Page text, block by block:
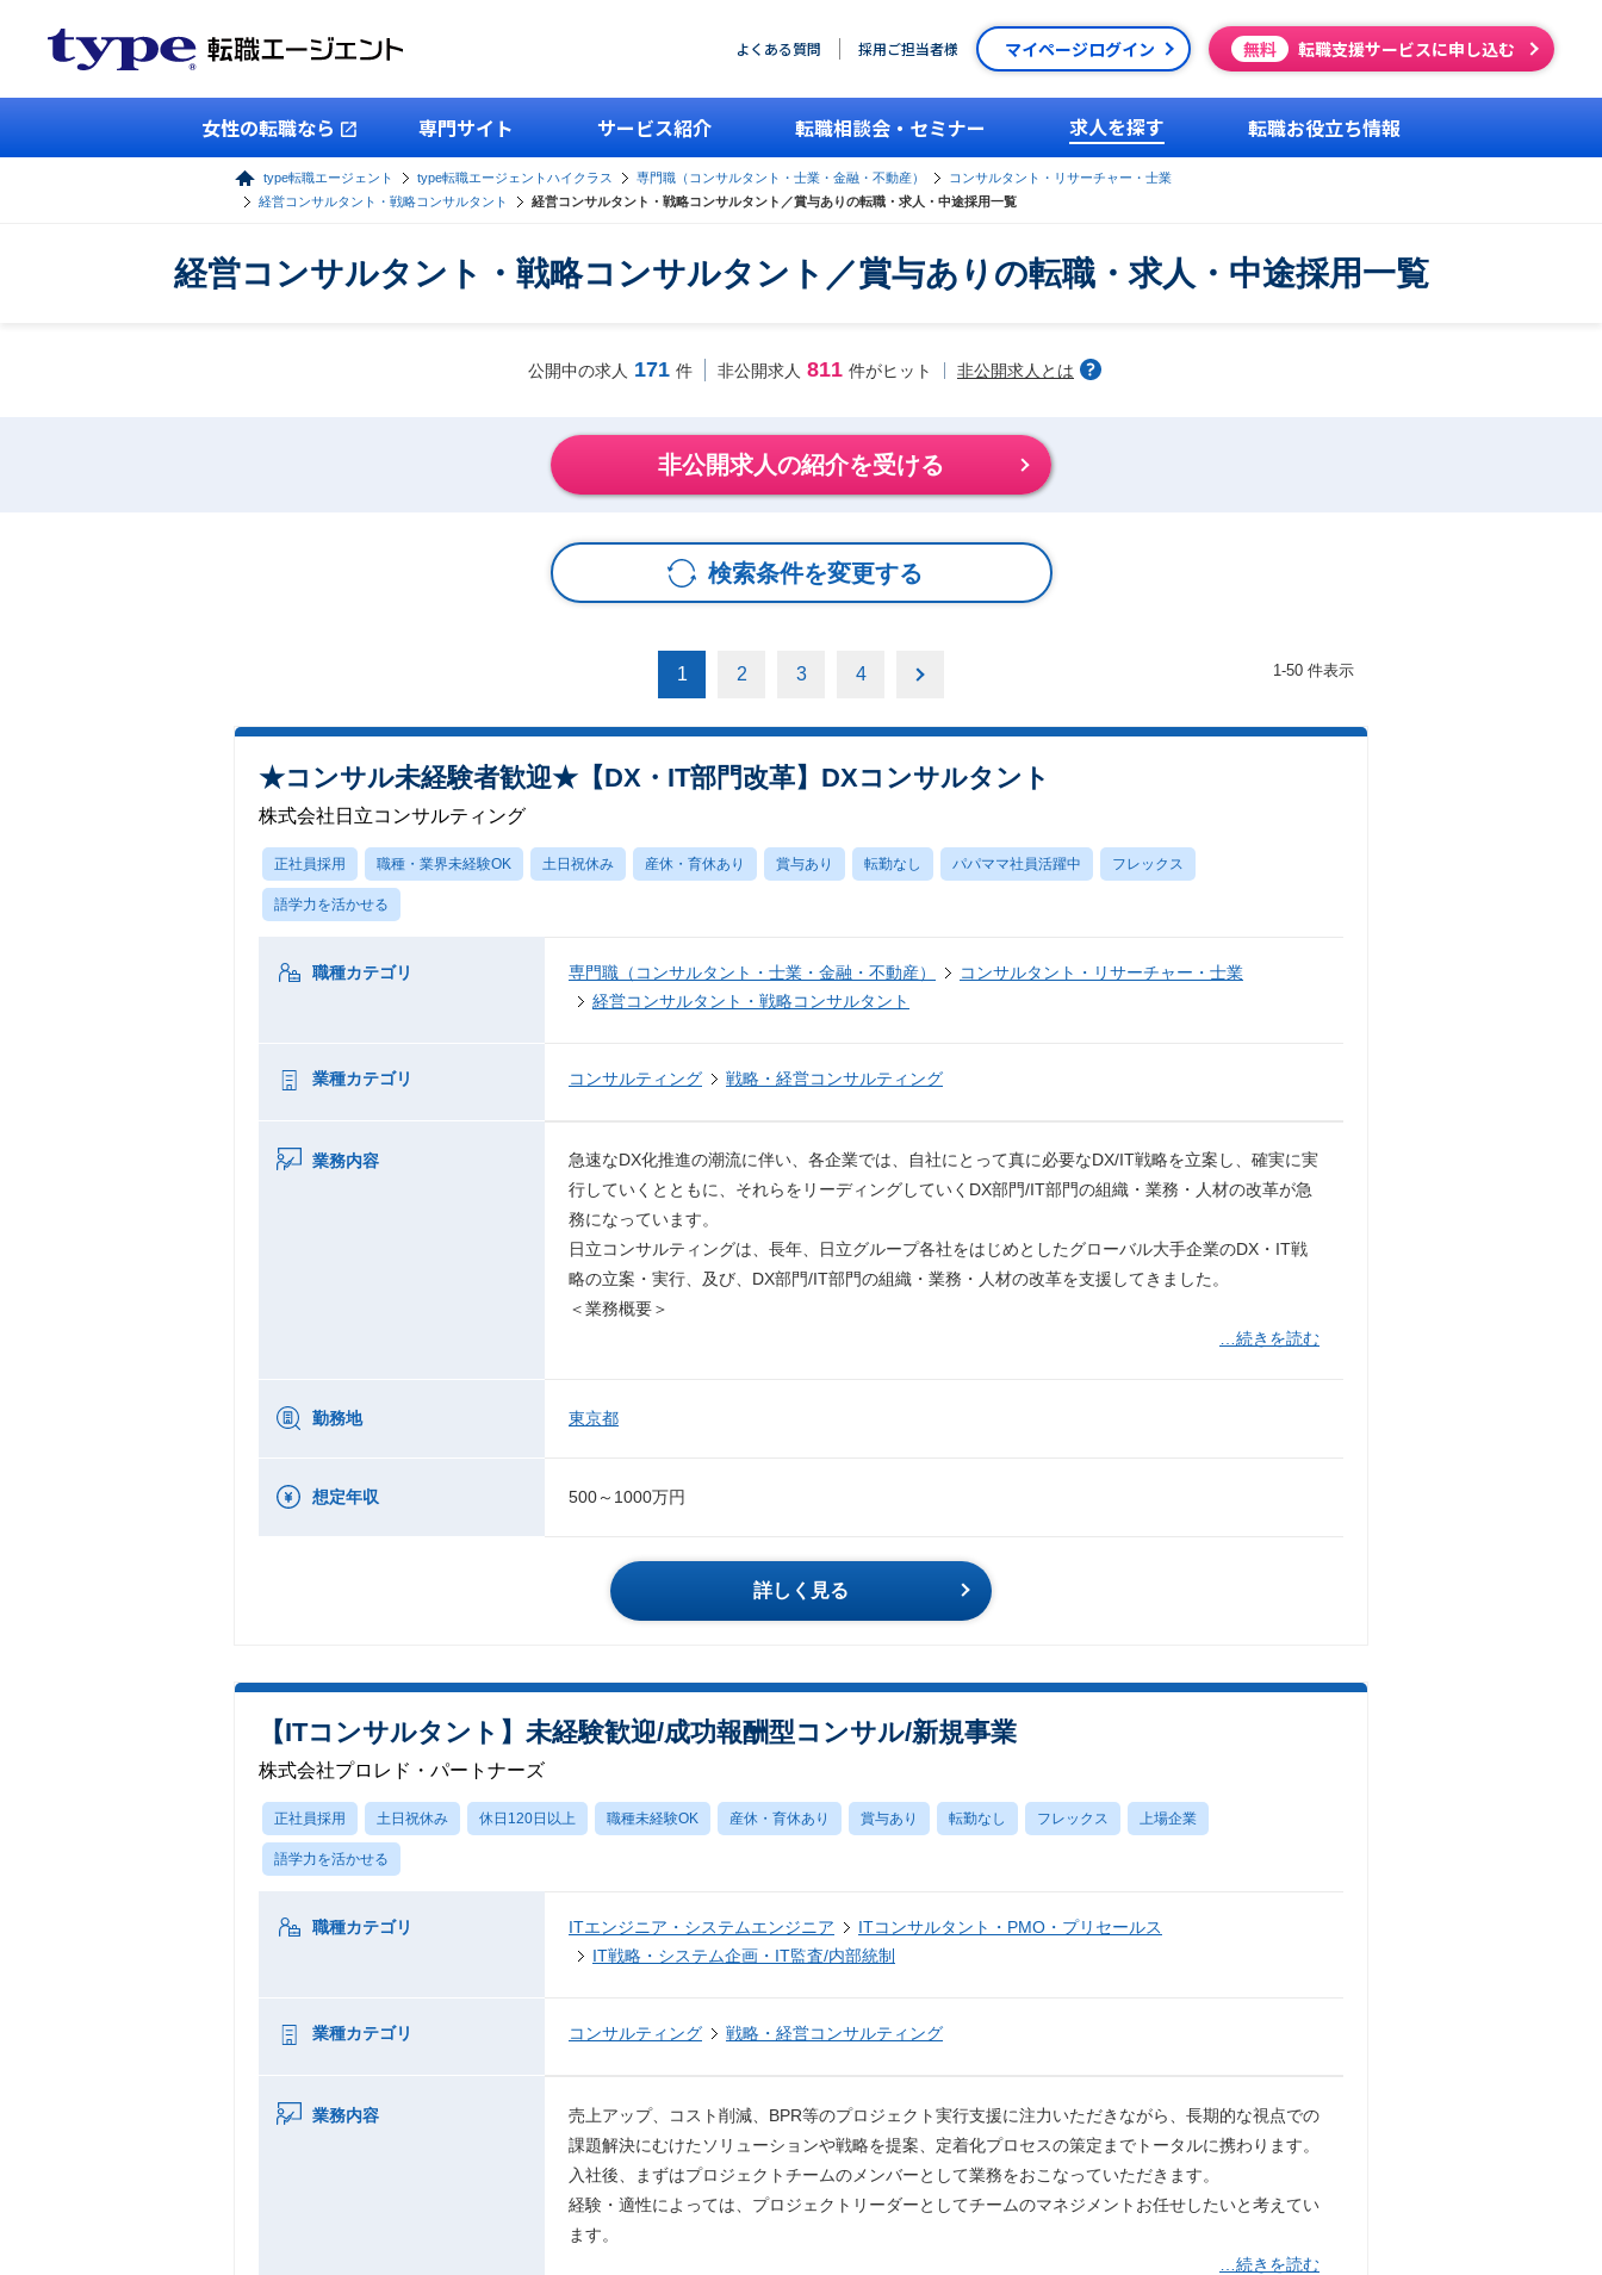
よくある質問 採用ご担当者様 マイページログイン 無料 転職支援サービスに申し込む
女性の転職なら 専門サイト サービス紹介 転職相談会・セミナー 求人を探す 転職お役立ち情報
type転職エージェント type転職エージェントハイクラス 専門職（コンサルタント・士業・金融・不動産）
コンサルタント・リサーチャー・士業
経営コンサルタント・戦略コンサルタント
経営コンサルタント・戦略コンサルタント／賞与ありの転職・求人・中途採用一覧
経営コンサルタント・戦略コンサルタント／賞与ありの転職・求人・中途採用一覧
公開中の求人 171 件 非公開求人 811 件がヒット 非公開求人とは
非公開求人の紹介を受ける
検索条件を変更する
1 2 3 4 1-50 件表示
★コンサル未経験者歓迎★【DX・IT部門改革】DXコンサルタント
株式会社日立コンサルティング
正社員採用 職種・業界未経験OK 土日祝休み 産休・育休あり 賞与あり 転勤なし パパママ社員活躍中 フレックス
語学力を活かせる
職種カテゴリ 専門職（コンサルタント・士業・金融・不動産）
コンサルタント・リサーチャー・士業
経営コンサルタント・戦略コンサルタント
業種カテゴリ コンサルティング 戦略・経営コンサルティング
業務内容
急速なDX化推進の潮流に伴い、各企業では、自社にとって真に必要なDX/IT戦略を立案し、確実に実
行していくとともに、それらをリーディングしていくDX部門/IT部門の組織・業務・人材の改革が急
務になっています。
日立コンサルティングは、長年、日立グループ各社をはじめとしたグローバル大手企業のDX・IT戦
略の立案・実行、及び、DX部門/IT部門の組織・業務・人材の改革を支援してきました。
＜業務概要＞
…続きを読む
勤務地 東京都
想定年収 500～1000万円
詳しく見る
【ITコンサルタント】未経験歓迎/成功報酬型コンサル/新規事業
株式会社プロレド・パートナーズ
正社員採用 土日祝休み 休日120日以上 職種未経験OK 産休・育休あり 賞与あり 転勤なし フレックス 上場企業
語学力を活かせる
職種カテゴリ ITエンジニア・システムエンジニア
ITコンサルタント・PMO・プリセールス
IT戦略・システム企画・IT監査/内部統制
業種カテゴリ コンサルティング 戦略・経営コンサルティング
業務内容
売上アップ、コスト削減、BPR等のプロジェクト実行支援に注力いただきながら、長期的な視点での
課題解決にむけたソリューションや戦略を提案、定着化プロセスの策定までトータルに携わります。
入社後、まずはプロジェクトチームのメンバーとして業務をおこなっていただきます。
経験・適性によっては、プロジェクトリーダーとしてチームのマネジメントお任せしたいと考えてい
ます。
…続きを読む